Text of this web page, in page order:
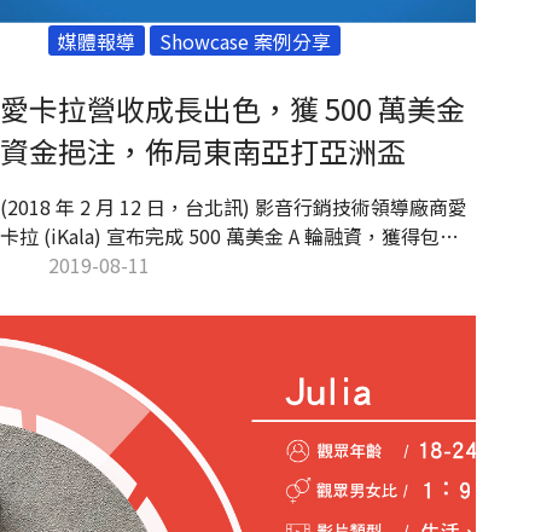
媒體報導 Showcase 案例分享
愛卡拉營收成長出色，獲 500 萬美金
資金挹注，佈局東南亞打亞洲盃
(2018 年 2 月 12 日，台北訊) 影音行銷技術領導廠商愛
卡拉 (iKala) 宣布完成 500 萬美金 A 輪融資，獲得包括
新加坡上市的和通創投、怡和創投、國際創投集團 ACE
面進軍國際市場。
2019-08-11